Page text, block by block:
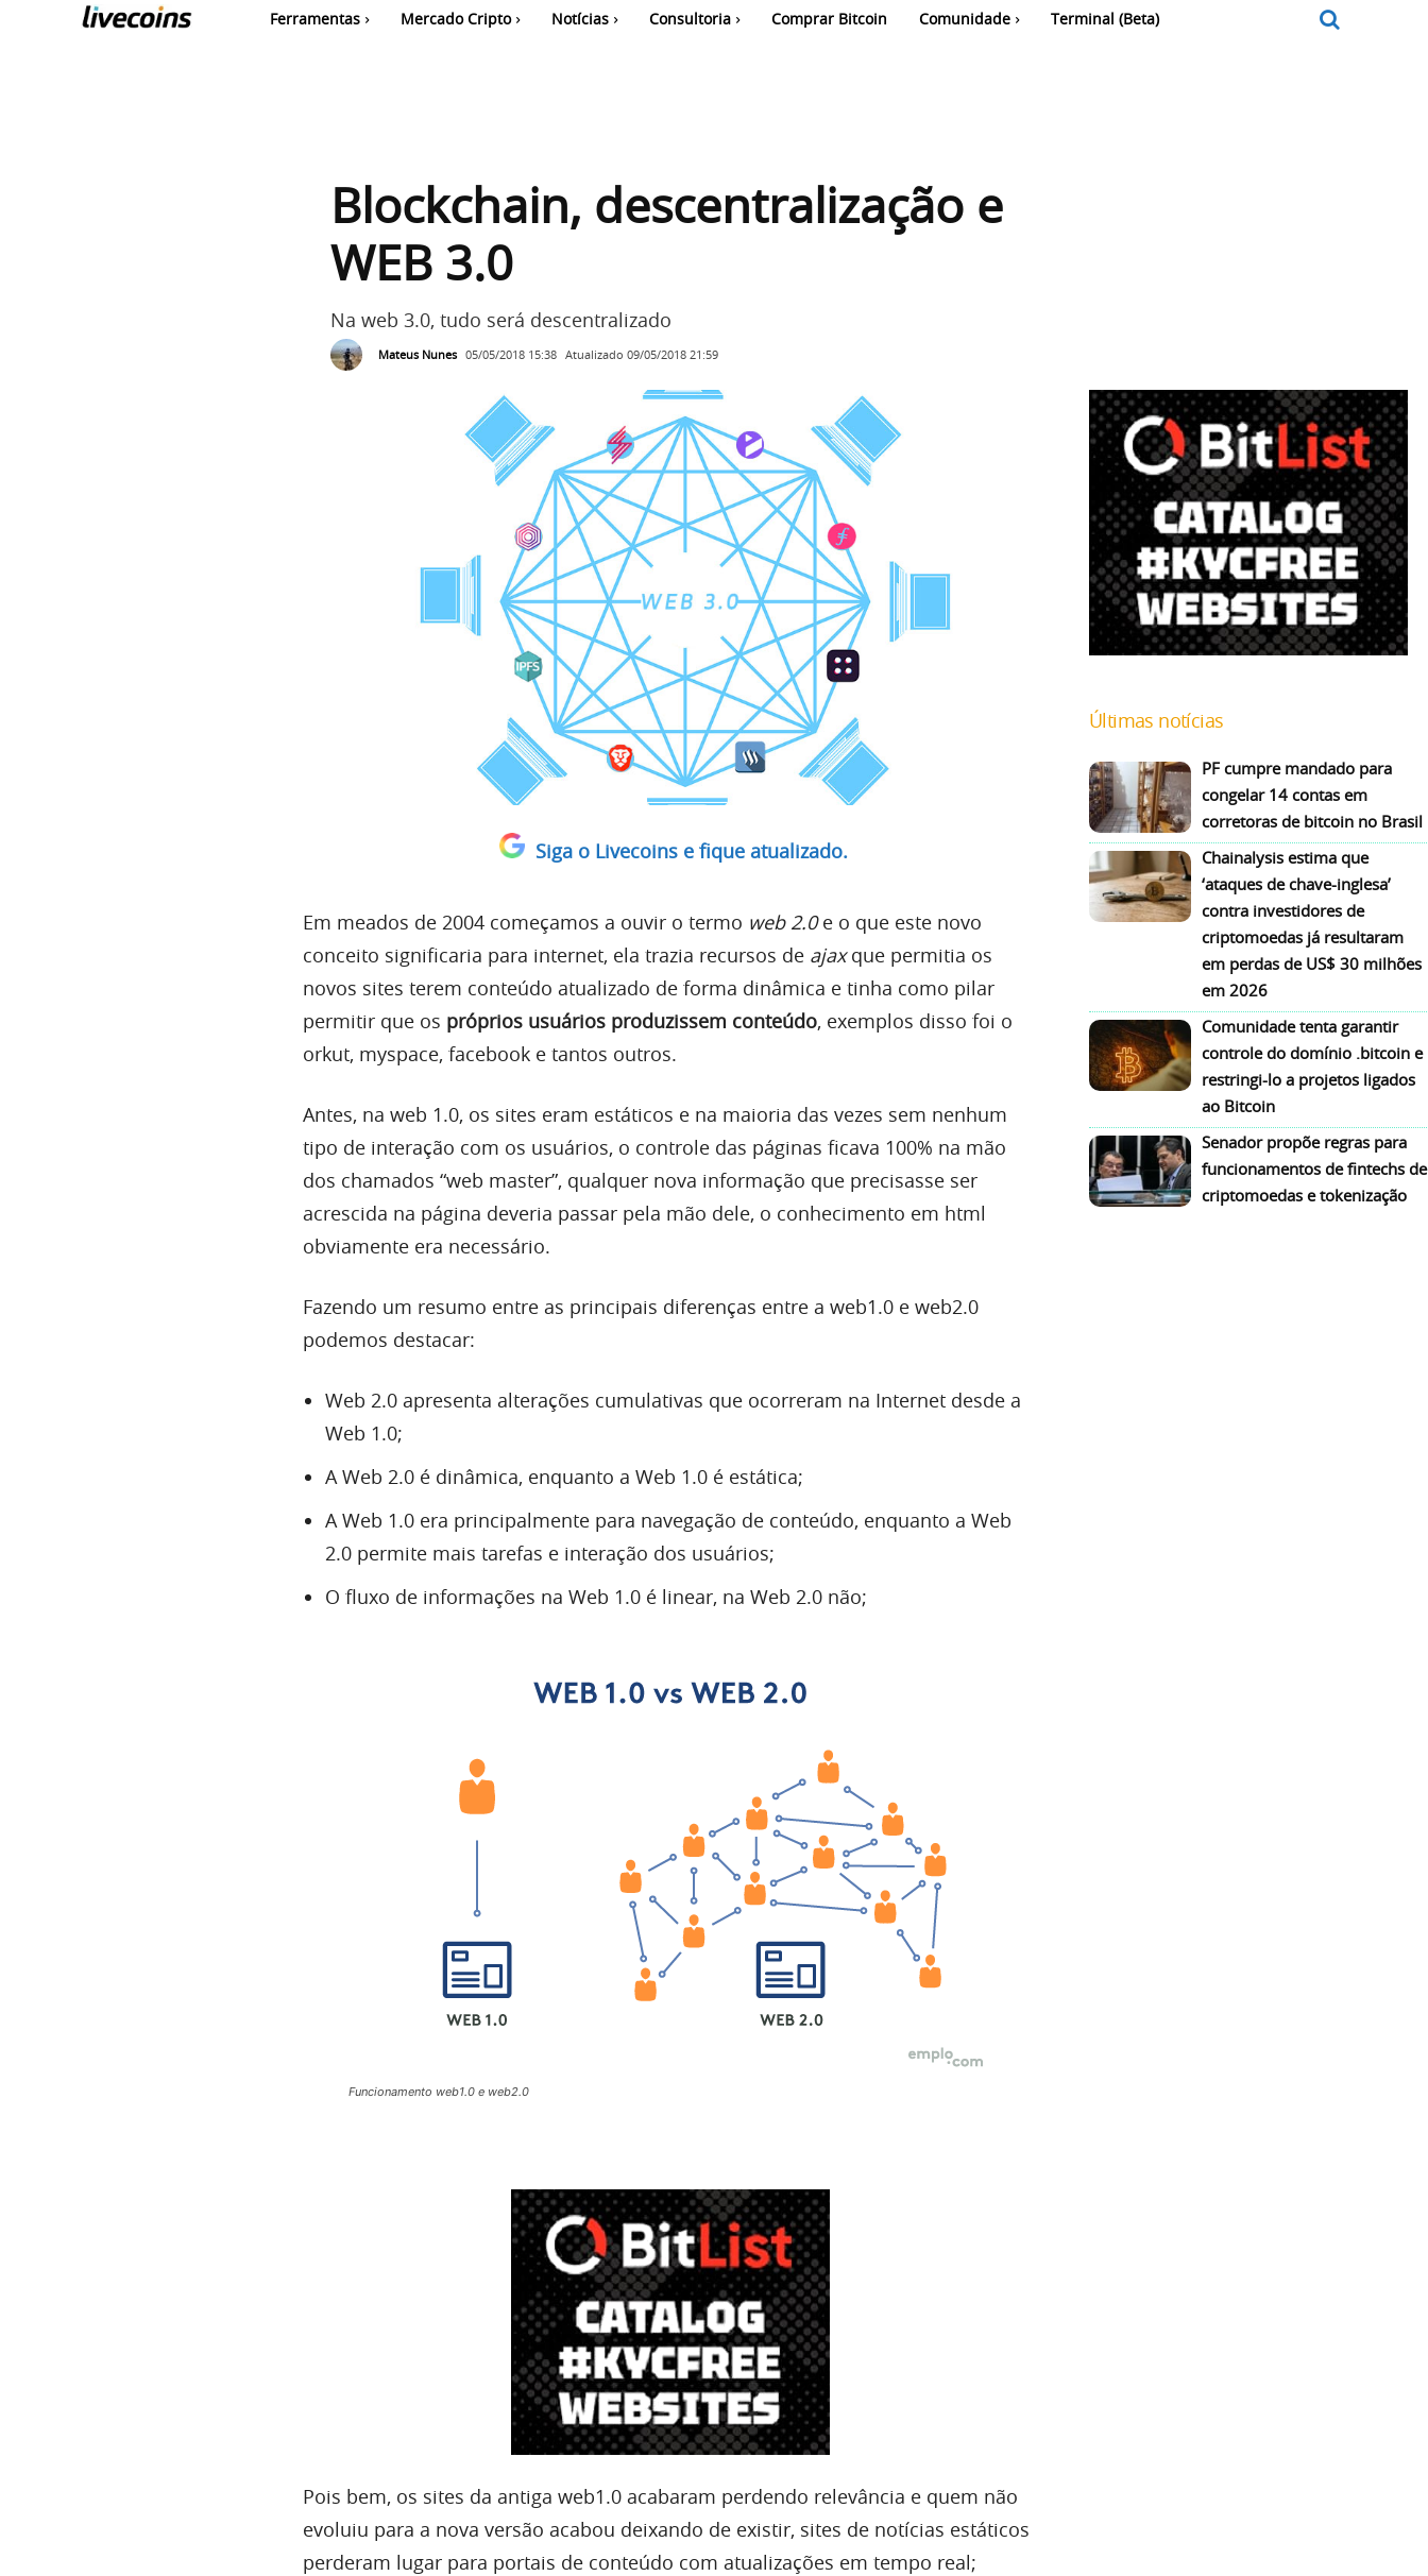
Ferramentas Mercado Cripto Notícias Consultoria Comprar Bitcoin Comunidade Terminal (Beta)
Blockchain, descentralização e
WEB 3.0
Na web 3.0, tudo será descentralizado
Mateus Nunes 05/05/2018 15:38 Atualizado 09/05/2018 21:59
Siga o Livecoins e fique atualizado.
Em meados de 2004 começamos a ouvir o termo web 2.0e o que este novo
conceito significaria para internet, ela trazia recursos de ajaxque permitia os
novos sites terem conteúdo atualizado de forma dinâmica e tinha como pilar
permitir que os próprios usuários produzissem conteúdo, exemplos disso foi o
orkut, myspace, facebook e tantos outros.
Antes, na web 1.0, os sites eram estáticos e na maioria das vezes sem nenhum
tipo de interação com os usuários, o controle das páginas ficava 100% na mão
dos chamados “web master”, qualquer nova informação que precisasse ser
acrescida na página deveria passar pela mão dele, o conhecimento em html
obviamente era necessário.
Fazendo um resumo entre as principais diferenças entre a web1.0 e web2.0
podemos destacar:
Web 2.0 apresenta alterações cumulativas que ocorreram na Internet desde a
Web 1.0;
A Web 2.0 é dinâmica, enquanto a Web 1.0 é estática;
A Web 1.0 era principalmente para navegação de conteúdo, enquanto a Web
2.0 permite mais tarefas e interação dos usuários;
O fluxo de informações na Web 1.0 é linear, na Web 2.0 não;
Funcionamento web1.0 e web2.0
Pois bem, os sites da antiga web1.0 acabaram perdendo relevância e quem não
evoluiu para a nova versão acabou deixando de existir, sites de notícias estáticos
perderam lugar para portais de conteúdo com atualizações em tempo real;
Últimas notícias
PF cumpre mandado para
congelar 14 contas em
corretoras de bitcoin no Brasil
Chainalysis estima que
‘ataques de chave-inglesa’
contra investidores de
criptomoedas já resultaram
em perdas de US$ 30 milhões
em 2026
Comunidade tenta garantir
controle do domínio .bitcoin e
restringi-lo a projetos ligados
ao Bitcoin
Senador propõe regras para
funcionamentos de fintechs de
criptomoedas e tokenização